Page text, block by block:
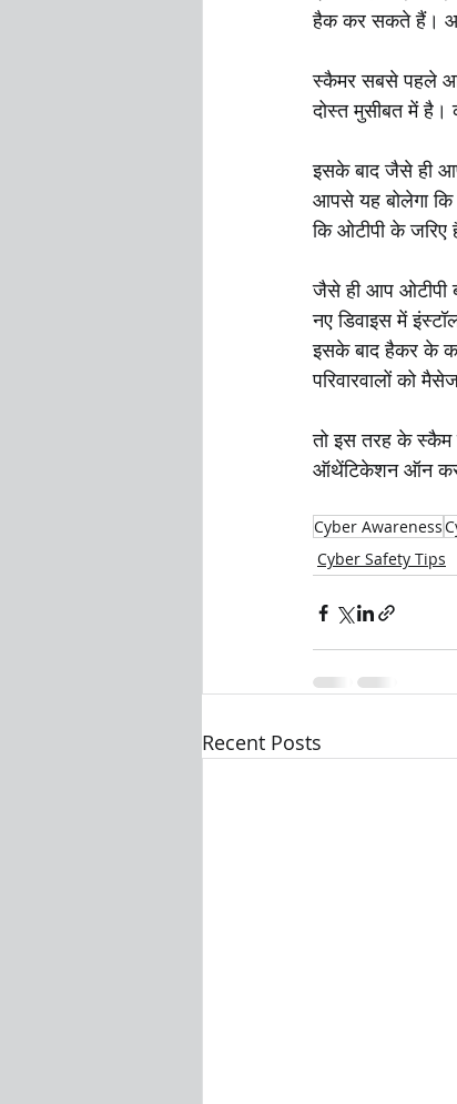
हैक कर सकते हैं।
स्कैमर सबसे पहले
दोस्त मुसीबत में
इसके बाद जैसे ही
आपसे यह बोलेगा
कि ओटीपी के
जैसे ही आप ओटीपी
नए डिवाइस में
इसके बाद हैकर के
परिवारवालों को
तो इस तरह के स्कैम
ऑथेंटिकेशन ऑन कर
Cyber Awareness
Cyber Safety Tips
Recent Posts